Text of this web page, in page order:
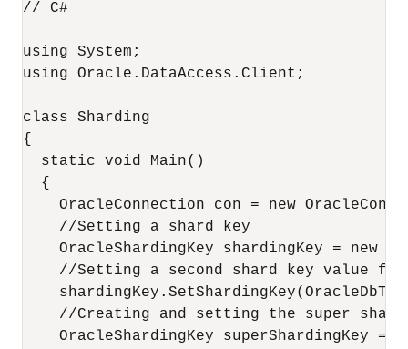
// C#
using System;
using Oracle.DataAccess.Client;
class Sharding
{
  static void Main()
  {
OracleConnection con = new
    //Setting a shard key
OracleShardingKey shardingKey = new
//Setting a second shard key value
//Creating and setting the super
OracleShardingKey superShardingKey =